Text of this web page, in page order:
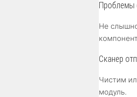
Проблемы
Не
Сканер
Чистим
модуль.